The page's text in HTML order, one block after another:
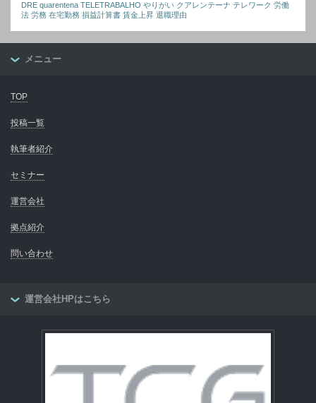
DRE quarentena TELETRABALHO やりがい クアレンテーナ テレワーク 労働
法 労務 在宅勤務 損益計算書 賃金上昇 退職理由
メニュー
TOP
投稿一覧
執筆者紹介
セミナー
運営会社
拠点紹介
問い合わせ
運営会社HPはこちら